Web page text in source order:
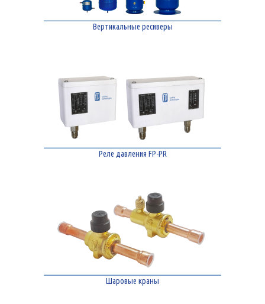
Вертикальные ресиверы
Реле давления FP-PR
Шаровые краны